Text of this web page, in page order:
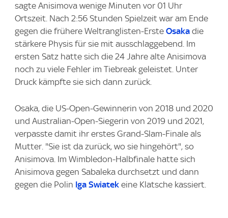
sagte Anisimova wenige Minuten vor 01 Uhr
Ortszeit. Nach 2:56 Stunden Spielzeit war am Ende
gegen die frühere Weltranglisten-Erste Osaka die
stärkere Physis für sie mit ausschlaggebend. Im
ersten Satz hatte sich die 24 Jahre alte Anisimova
noch zu viele Fehler im Tiebreak geleistet. Unter
Druck kämpfte sie sich dann zurück.
Osaka, die US-Open-Gewinnerin von 2018 und 2020
und Australian-Open-Siegerin von 2019 und 2021,
verpasste damit ihr erstes Grand-Slam-Finale als
Mutter. "Sie ist da zurück, wo sie hingehört", so
Anisimova. Im Wimbledon-Halbfinale hatte sich
Anisimova gegen Sabaleka durchsetzt und dann
gegen die Polin Iga Swiatek eine Klatsche kassiert.